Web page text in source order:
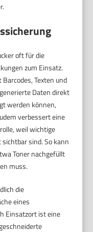
oft für die
zum Einsatz.
Texten und
Daten direkt
werden können,
verbessert eine
weil wichtige
sind. So kann
Toner nachgefüllt
muss.
die
eines
Einsatzort ist eine